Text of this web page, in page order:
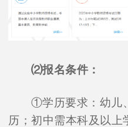
⑵报名条件：
①学历要求：幼儿
历；初中需本科及以上